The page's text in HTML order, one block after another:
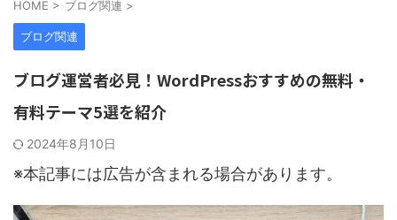
HOME > ブログ関連 >
ブログ関連
ブログ運営者必見！WordPressおすすめの無料・
有料テーマ5選を紹介
2024年8月10日
※本記事には広告が含まれる場合があります。